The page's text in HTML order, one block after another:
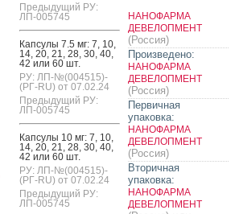
Предыдущий РУ:
ЛП-005745
Кап­су­лы 7.5 мг: 7, 10,
14, 20, 21, 28, 30, 40,
42 или 60 шт.
РУ: ЛП-№(004515)-
(РГ-RU) от 07.02.24
Предыдущий РУ:
ЛП-005745
Кап­су­лы 10 мг: 7, 10,
14, 20, 21, 28, 30, 40,
42 или 60 шт.
РУ: ЛП-№(004515)-
(РГ-RU) от 07.02.24
Предыдущий РУ:
ЛП-005745
НАНОФАРМА
ДЕВЕЛОПМЕНТ
(Россия)
Произведено:
НАНОФАРМА
ДЕВЕЛОПМЕНТ
(Россия)
Первичная
упаковка:
НАНОФАРМА
ДЕВЕЛОПМЕНТ
(Россия)
Вторичная
упаковка:
НАНОФАРМА
ДЕВЕЛОПМЕНТ